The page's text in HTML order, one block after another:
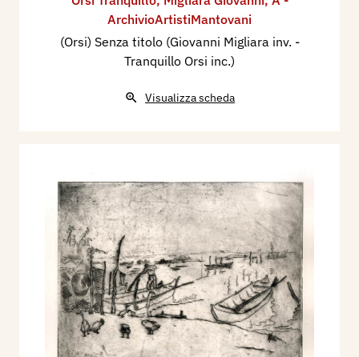
ArchivioArtistiMantovani
(Orsi) Senza titolo (Giovanni Migliara inv. -
Tranquillo Orsi inc.)
Visualizza scheda